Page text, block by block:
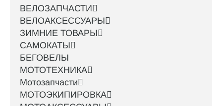
ВЕЛОЗАПЧАСТИ
ВЕЛОАКСЕССУАРЫ
ЗИМНИЕ ТОВАРЫ
САМОКАТЫ
БЕГОВЕЛЫ
МОТОТЕХНИКА
Мотозапчасти
МОТОЭКИПИРОВКА